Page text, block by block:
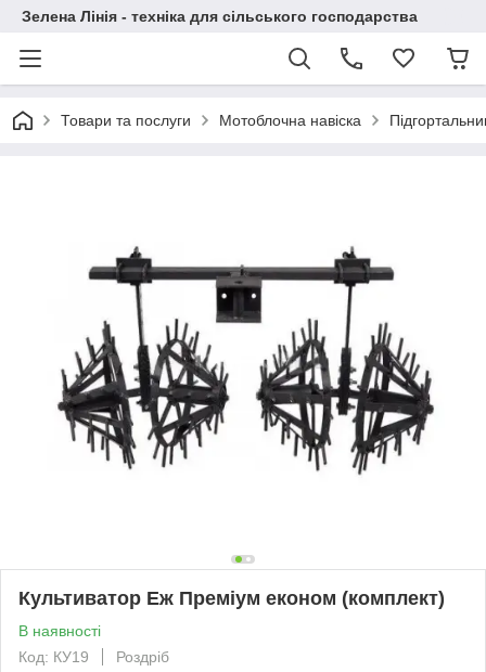
Зелена Лінія - техніка для сільського господарства
Товари та послуги Мотоблочна навіска
Культиватор Еж Преміум економ (комплект)
В наявності
Код: КУ19
Роздріб